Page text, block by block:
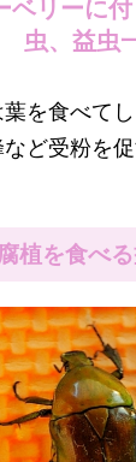
ベリーに
虫、益虫
を食べて
ど受粉を
植を食べ